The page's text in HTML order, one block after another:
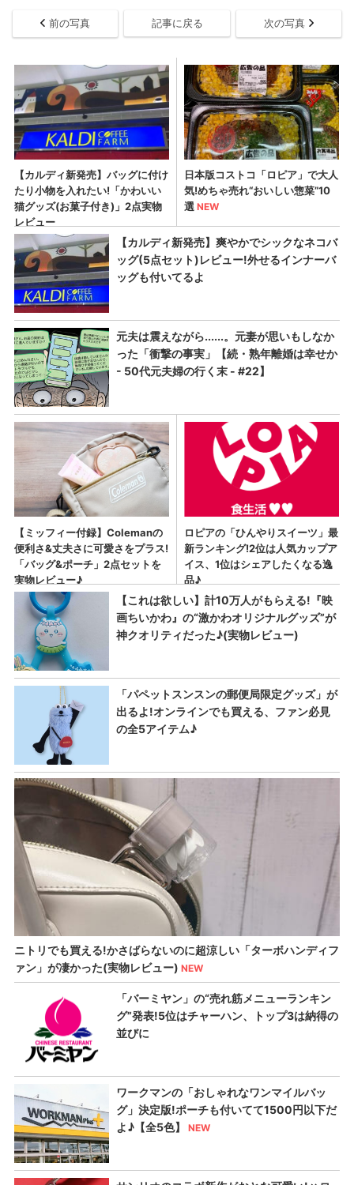
前の写真 記事に戻る 次の写真